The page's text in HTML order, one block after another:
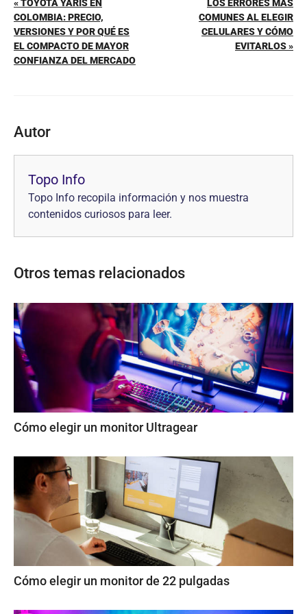
« TOYOTA YARIS EN
COLOMBIA: PRECIO,
VERSIONES Y POR QUÉ ES
EL COMPACTO DE MAYOR
CONFIANZA DEL MERCADO
LOS ERRORES MÁS
COMUNES AL ELEGIR
CELULARES Y CÓMO
EVITARLOS »
Autor
Topo Info
Topo Info recopila información y nos muestra
contenidos curiosos para leer.
Otros temas relacionados
Cómo elegir un monitor Ultragear
Cómo elegir un monitor de 22 pulgadas